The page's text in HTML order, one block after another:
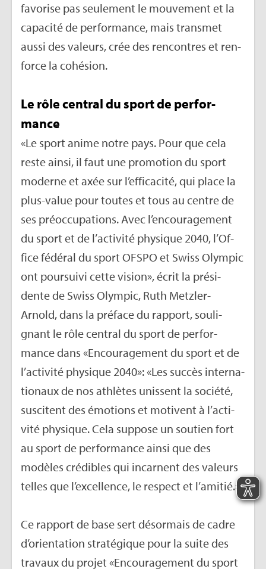
favo­rise pas seule­ment le mou­ve­ment et la
capa­cité de per­for­mance, mais trans­met
aussi des valeurs, crée des ren­contres et ren­
force la cohé­sion.
Le rôle cen­tral du sport de per­for­
mance
«Le sport anime notre pays. Pour que cela
reste ainsi, il faut une pro­mo­tion du sport
moderne et axée sur l’ef­fi­ca­cité, qui place la
plus-value pour toutes et tous au centre de
ses pré­oc­cu­pa­tions. Avec l’en­cou­ra­ge­ment
du sport et de l’ac­ti­vité phy­sique 2040, l’Of­
fice fédé­ral du sport OFSPO et Swiss Olym­pic
ont pour­suivi cette vision», écrit la pré­si­
dente de Swiss Olym­pic, Ruth Metz­ler-
Arnold, dans la pré­face du rap­port, sou­li­
gnant le rôle cen­tral du sport de per­for­
mance dans «Encou­ra­ge­ment du sport et de
l’ac­ti­vité phy­sique 2040»: «Les suc­cès inter­na­
tio­naux de nos ath­lètes unissent la société,
sus­citent des émo­tions et motivent à l’ac­ti­
vité phy­sique. Cela sup­pose un sou­tien fort
au sport de per­for­mance ainsi que des
modèles cré­dibles qui incarnent des valeurs
telles que l’ex­cel­lence, le res­pect et l’ami­tié.»
Ce rap­port de base sert désor­mais de cadre
d’orien­ta­tion stra­té­gique pour la suite des
tra­vaux du pro­jet «Encou­ra­ge­ment du sport